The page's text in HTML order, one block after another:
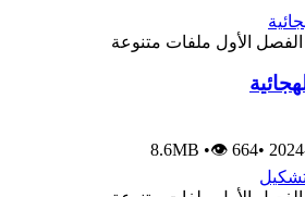
الفصل الأول ملفات متنوعة
•
8.6MB •👁 664